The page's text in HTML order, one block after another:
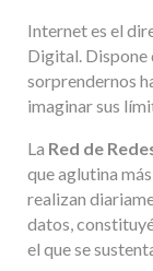
Internet es el
Digital. Dispone
sorprendernos
imaginar sus
La Red de
que aglutina
realizan
datos,
el que se